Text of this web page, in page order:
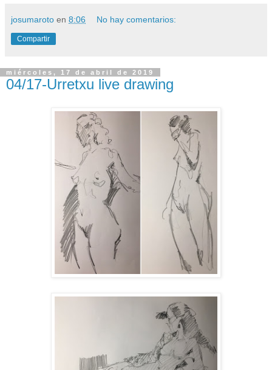
josumaroto en 8:06 No hay comentarios:
Compartir
miércoles, 17 de abril de 2019
04/17-Urretxu live drawing